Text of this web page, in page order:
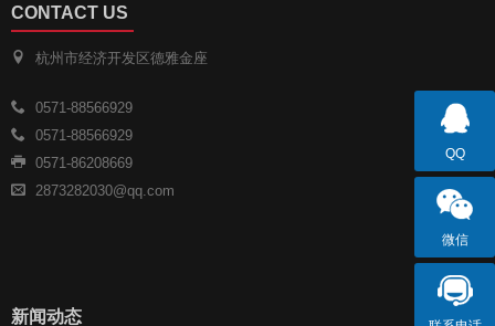
CONTACT US
杭州市经济开发区德雅金座
0571-88566929
0571-88566929
0571-86208669
2873282030@qq.com
新闻动态
QQ
微信